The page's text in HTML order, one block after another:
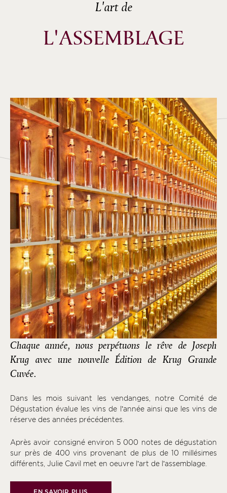
L'art de
L'ASSEMBLAGE
Chaque année, nous perpétuons le rêve de Joseph
Krug avec une nouvelle Édition de Krug Grande
Cuvée.
Dans les mois suivant les vendanges, notre Comité de
Dégustation évalue les vins de l’année ainsi que les vins de
réserve des années précédentes.
Après avoir consigné environ 5 000 notes de dégustation
sur près de 400 vins provenant de plus de 10 millésimes
différents, Julie Cavil met en oeuvre l’art de l’assemblage.